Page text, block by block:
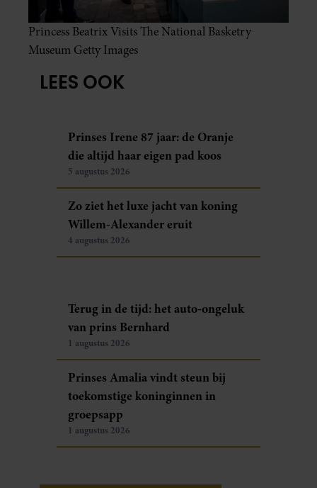
Princess Beatrix Visits The National Basketry
Museum Getty Images
LEES OOK
Prinses Irene 87 jaar: de Oranje
die altijd haar eigen pad koos
5 augustus 2026
Zo ziet het luxe jacht van koning
Willem-Alexander eruit
4 augustus 2026
Terug in de tijd: het auto-ongeluk
van prins Bernhard
1 augustus 2026
Prinses Amalia vindt steun bij
toekomstige koninginnen in
groepsapp
1 augustus 2026